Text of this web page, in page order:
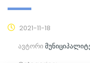
2021-11-18
ავტორი